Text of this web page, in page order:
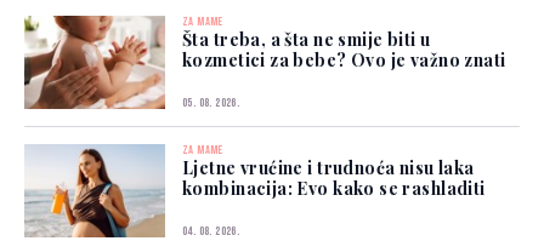
ZA MAME
Šta treba, a šta ne smije biti u
kozmetici za bebe? Ovo je važno znati
05. 08. 2026.
ZA MAME
Ljetne vrućine i trudnoća nisu laka
kombinacija: Evo kako se rashladiti
04. 08. 2026.